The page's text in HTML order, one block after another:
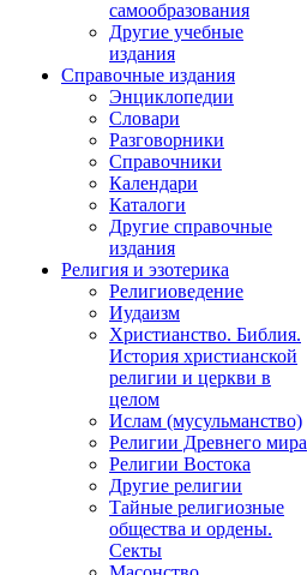
самообразования
Другие учебные
издания
Справочные издания
Энциклопедии
Словари
Разговорники
Справочники
Календари
Каталоги
Другие справочные
издания
Религия и эзотерика
Религиоведение
Иудаизм
Христианство. Библия.
История христианской
религии и церкви в
целом
Ислам (мусульманство)
Религии Древнего мира
Религии Востока
Другие религии
Тайные религиозные
общества и ордены.
Секты